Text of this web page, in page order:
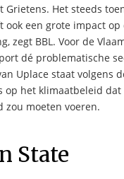
Grietens. Het steeds
ook een grote impact op
zegt BBL. Voor de
dé problematische
Uplace staat volgens
op het klimaatbeleid dat
zou moeten voeren.
State